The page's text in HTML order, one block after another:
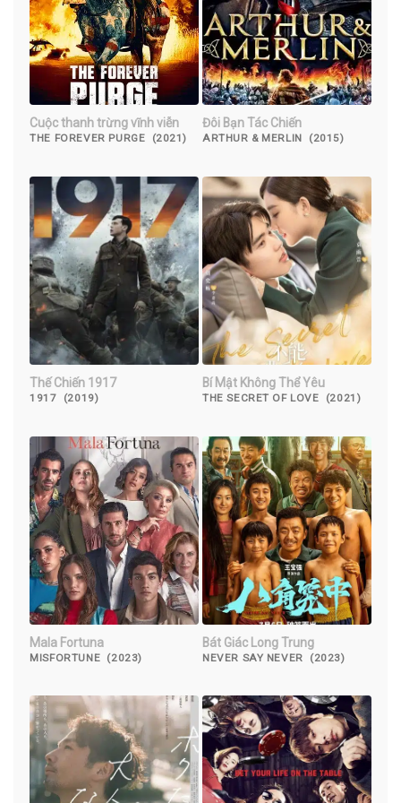
Cuộc thanh trừng vĩnh viễn
THE FOREVER PURGE (2021)
Đôi Bạn Tác Chiến
ARTHUR & MERLIN (2015)
Thế Chiến 1917
1917 (2019)
Bí Mật Không Thể Yêu
THE SECRET OF LOVE (2021)
Mala Fortuna
MISFORTUNE (2023)
Bát Giác Long Trung
NEVER SAY NEVER (2023)